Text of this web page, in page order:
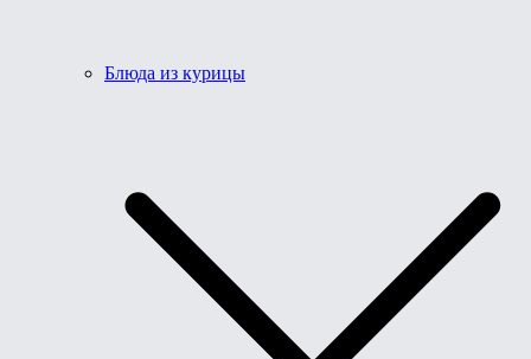
Блюда из курицы